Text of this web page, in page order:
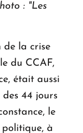
: "Les
de la crise
du CCAF,
était aussi
44 jours
le
à